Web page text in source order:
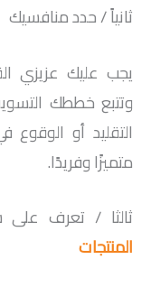
ثانياً / حدد منافسيك
يجب عليك عزيزي
وتتبع خططك
التقليد أو
متميزًا وفريدًا.
ثالثا / تعرف
المنتجات